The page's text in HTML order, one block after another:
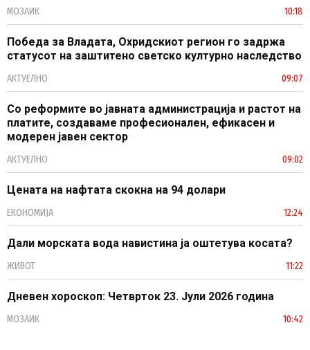
МОЗАИК 10:18
Победа за Владата, Охридскиот регион го задржа
статусот на заштитено светско културно наследство
АКТУЕЛНО 09:07
Со реформите во јавната администрација и растот на
платите, создаваме професионален, ефикасен и
модерен јавен сектор
АКТУЕЛНО 09:02
Цената на нафтата скокна на 94 долари
ЕКОНОМИЈА 12:24
Дали морската вода навистина ја оштетува косата?
ЖИВОТ 11:22
Дневен хороскоп: Четврток 23. Јули 2026 година
МОЗАИК 10:42